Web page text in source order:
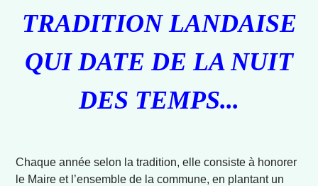
TRADITION LANDAISE
QUI DATE DE LA NUIT
DES TEMPS...
Chaque année selon la tradition, elle consiste à honorer
le Maire et l’ensemble de la commune, en plantant un